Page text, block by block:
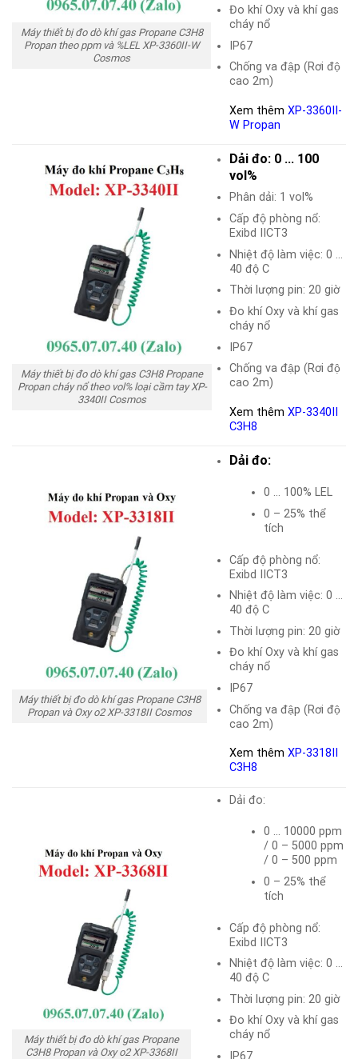
Máy thiết bị đo dò khí gas Propane C3H8
Propan theo ppm và %LEL XP-3360II-W
Cosmos
Đo khí Oxy và khí gas
cháy nổ
IP67
Chống va đập (Rơi độ
cao 2m)
Xem thêmXP-3360II-
W Propan
Máy thiết bị đo dò khí gas C3H8 Propane
Propan cháy nổ theo vol% loại cầm tay XP-
3340II Cosmos
Dải đo: 0 … 100
vol%
Phân dải: 1 vol%
Cấp độ phòng nổ:
Exibd IICT3
Nhiệt độ làm việc: 0 …
40 độ C
Thời lượng pin: 20 giờ
Đo khí Oxy và khí gas
cháy nổ
IP67
Chống va đập (Rơi độ
cao 2m)
Xem thêmXP-3340II
C3H8
Máy thiết bị đo dò khí gas Propane C3H8
Propan và Oxy o2 XP-3318II Cosmos
Dải đo:
0 … 100% LEL
0 – 25% thể
tích
Cấp độ phòng nổ:
Exibd IICT3
Nhiệt độ làm việc: 0 …
40 độ C
Thời lượng pin: 20 giờ
Đo khí Oxy và khí gas
cháy nổ
IP67
Chống va đập (Rơi độ
cao 2m)
Xem thêmXP-3318II
C3H8
Máy thiết bị đo dò khí gas Propane
C3H8 Propan và Oxy o2 XP-3368II
Dải đo:
0 … 10000 ppm
/ 0 – 5000 ppm
/ 0 – 500 ppm
0 – 25% thể
tích
Cấp độ phòng nổ:
Exibd IICT3
Nhiệt độ làm việc: 0 …
40 độ C
Thời lượng pin: 20 giờ
Đo khí Oxy và khí gas
cháy nổ
IP67